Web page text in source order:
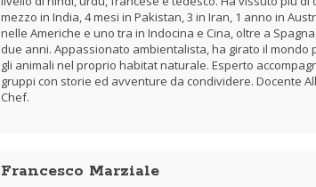
mezzo in India, 4 mesi in Pakistan, 3 in Iran, 1 anno in
nelle Americhe e uno tra in Indocina e Cina, oltre a
due anni. Appassionato ambientalista, ha girato il mondo
gli animali nel proprio habitat naturale. Esperto
gruppi con storie ed avventure da condividere. Docente
Chef.
Francesco Marziale